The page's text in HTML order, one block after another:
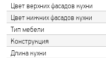
Цвет верхних фасадов кухни
Цвет нижних фасадов кухни
Тип мебели
Конструкция
Длина кухни